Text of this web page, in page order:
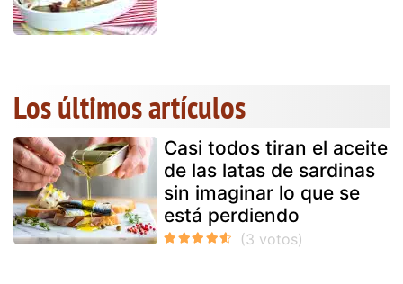
Los últimos artículos
Casi todos tiran el aceite
de las latas de sardinas
sin imaginar lo que se
está perdiendo